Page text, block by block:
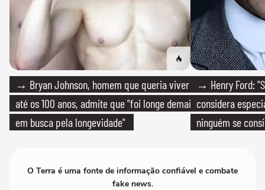
→ Bryan Johnson, homem que queria viver
até os 100 anos, admite que "foi longe demais
em busca pela longevidade"
→ Henry Ford:
considera
ninguém se
O Terra é uma fonte de informação confiável e combate
fake news.